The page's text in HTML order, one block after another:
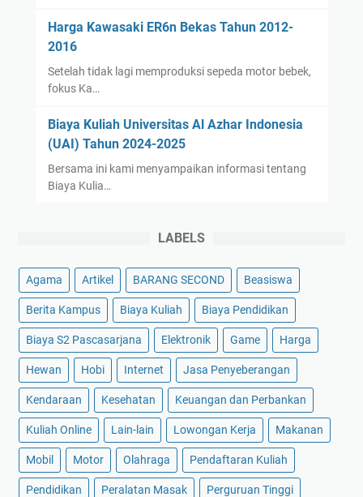
Harga Kawasaki ER6n Bekas Tahun 2012-
2016
Setelah tidak lagi memproduksi sepeda motor bebek,
fokus Ka…
Biaya Kuliah Universitas Al Azhar Indonesia
(UAI) Tahun 2024-2025
Bersama ini kami menyampaikan informasi tentang
Biaya Kulia…
LABELS
Agama Artikel BARANG SECOND Beasiswa
Berita Kampus Biaya Kuliah Biaya Pendidikan
Biaya S2 Pascasarjana Elektronik Game Harga
Hewan Hobi Internet Jasa Penyeberangan
Kendaraan Kesehatan Keuangan dan Perbankan
Kuliah Online Lain-lain Lowongan Kerja Makanan
Mobil Motor Olahraga Pendaftaran Kuliah
Pendidikan Peralatan Masak Perguruan Tinggi